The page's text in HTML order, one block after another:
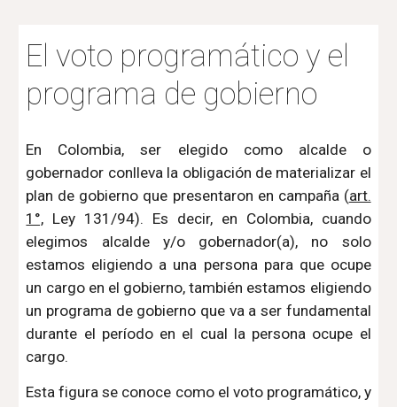
El voto programático y el
programa de gobierno
En Colombia, ser elegido como alcalde o
gobernador conlleva la obligación de materializar el
plan de gobierno que presentaron en campaña (art.
1°, Ley 131/94). Es decir, en Colombia, cuando
elegimos alcalde y/o gobernador(a), no solo
estamos eligiendo a una persona para que ocupe
un cargo en el gobierno, también estamos eligiendo
un programa de gobierno que va a ser fundamental
durante el período en el cual la persona ocupe el
cargo.
Esta figura se conoce como el voto programático, y